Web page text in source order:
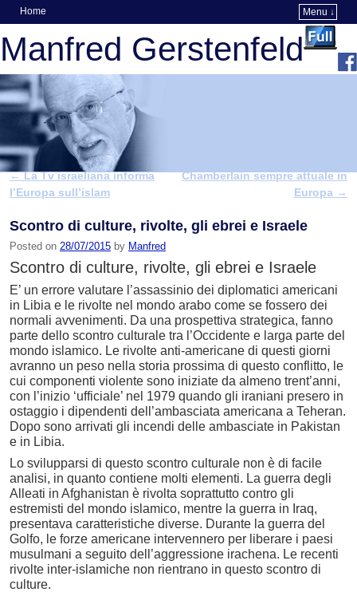
Home
Menu ↓
Manfred Gerstenfeld
Post navigation
←La Tv israeliana informa
l’Europa sull’islam
Chamberlain sempre attuale in
Europa →
Scontro di culture, rivolte, gli ebrei e Israele
Posted on 28/07/2015 by Manfred
Scontro di culture, rivolte, gli ebrei e Israele
E’ un errore valutare l’assassinio dei diplomatici americani
in Libia e le rivolte nel mondo arabo come se fossero dei
normali avvenimenti. Da una prospettiva strategica, fanno
parte dello scontro culturale tra l’Occidente e larga parte del
mondo islamico. Le rivolte anti-americane di questi giorni
avranno un peso nella storia prossima di questo conflitto, le
cui componenti violente sono iniziate da almeno trent’anni,
con l’inizio ‘ufficiale’ nel 1979 quando gli iraniani presero in
ostaggio i dipendenti dell’ambasciata americana a Teheran.
Dopo sono arrivati gli incendi delle ambasciate in Pakistan
e in Libia.
Lo svilupparsi di questo scontro culturale non è di facile
analisi, in quanto contiene molti elementi. La guerra degli
Alleati in Afghanistan è rivolta soprattutto contro gli
estremisti del mondo islamico, mentre la guerra in Iraq,
presentava caratteristiche diverse. Durante la guerra del
Golfo, le forze americane intervennero per liberare i paesi
musulmani a seguito dell’aggressione irachena. Le recenti
rivolte inter-islamiche non rientrano in questo scontro di
culture.